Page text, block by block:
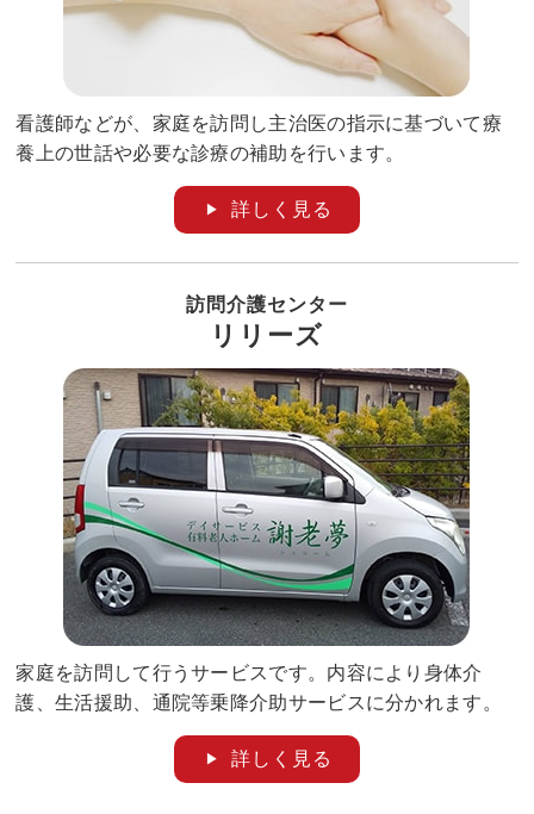
看護師などが、家庭を訪問し主治医の指示に基づいて療
養上の世話や必要な診療の補助を行います。
詳しく見る
訪問介護センター
リリーズ
家庭を訪問して行うサービスです。内容により身体介
護、生活援助、通院等乗降介助サービスに分かれます。
詳しく見る